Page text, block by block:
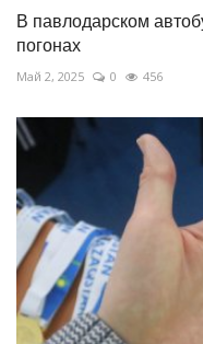
В павлодарском
погонах
Май 2, 2025 0 456